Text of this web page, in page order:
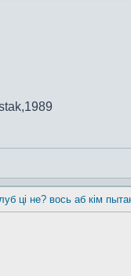
ці не? вось аб кім